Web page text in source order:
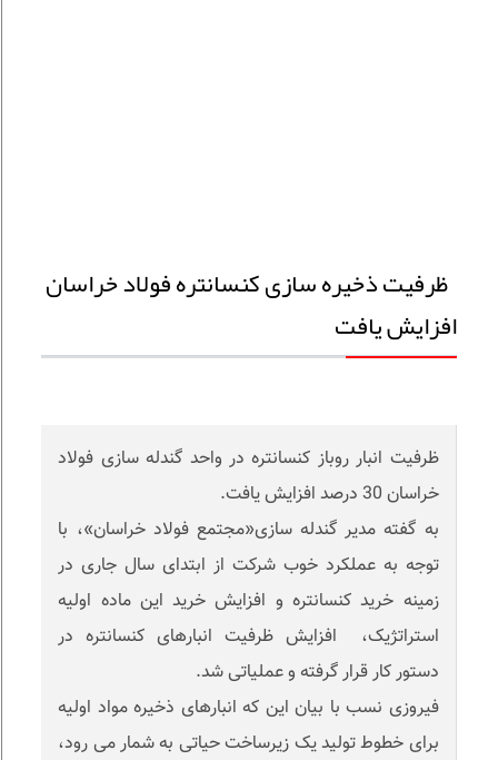
ظرفیت ذخیره سازی کنسانتره فولاد خراسان
افزایش یافت
ظرفیت انبار روباز کنسانتره در واحد گندله سازی فولاد
خراسان 30 درصد افزایش یافت.
به گفته مدیر گندله سازی«مجتمع فولاد خراسان»، با
توجه به عملکرد خوب شرکت از ابتدای سال جاری در
زمینه خرید کنسانتره و افزایش خرید این ماده اولیه
استراتژیک، افزایش ظرفیت انبارهای کنسانتره در
دستور کار قرار گرفته و عملیاتی شد.
فیروزی نسب با بیان این که انبارهای ذخیره مواد اولیه
برای خطوط تولید یک زیرساخت حیاتی به شمار می رود،